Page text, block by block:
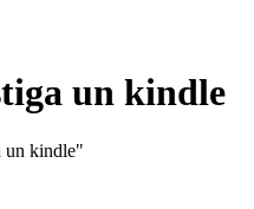
un kindle
un kindle"